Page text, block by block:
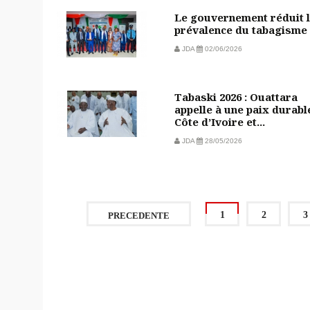
Le gouvernement réduit
prévalence du tabagisme
JDA 02/06/2026
Tabaski 2026 : Ouattara
appelle à une paix
Côte d’Ivoire et...
JDA 28/05/2026
PRECEDENTE 1 2 3